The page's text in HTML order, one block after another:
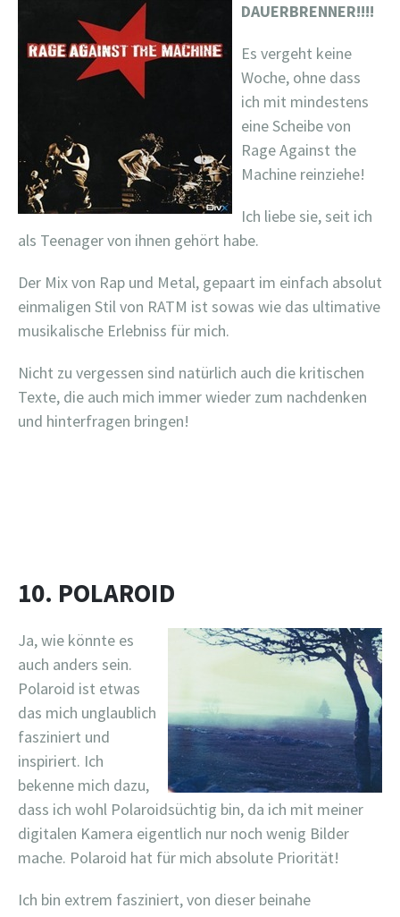
DAUERBRENNER!!!!
Es vergeht keine
Woche, ohne dass
ich mit mindestens
eine Scheibe von
Rage Against the
Machine reinziehe!
Ich liebe sie, seit ich
als Teenager von ihnen gehört habe.
Der Mix von Rap und Metal, gepaart im einfach absolut
einmaligen Stil von RATM ist sowas wie das ultimative
musikalische Erlebniss für mich.
Nicht zu vergessen sind natürlich auch die kritischen
Texte, die auch mich immer wieder zum nachdenken
und hinterfragen bringen!
10. POLAROID
Ja, wie könnte es
auch anders sein.
Polaroid ist etwas
das mich unglaublich
fasziniert und
inspiriert. Ich
bekenne mich dazu,
dass ich wohl Polaroidsüchtig bin, da ich mit meiner
digitalen Kamera eigentlich nur noch wenig Bilder
mache. Polaroid hat für mich absolute Priorität!
Ich bin extrem fasziniert, von dieser beinahe